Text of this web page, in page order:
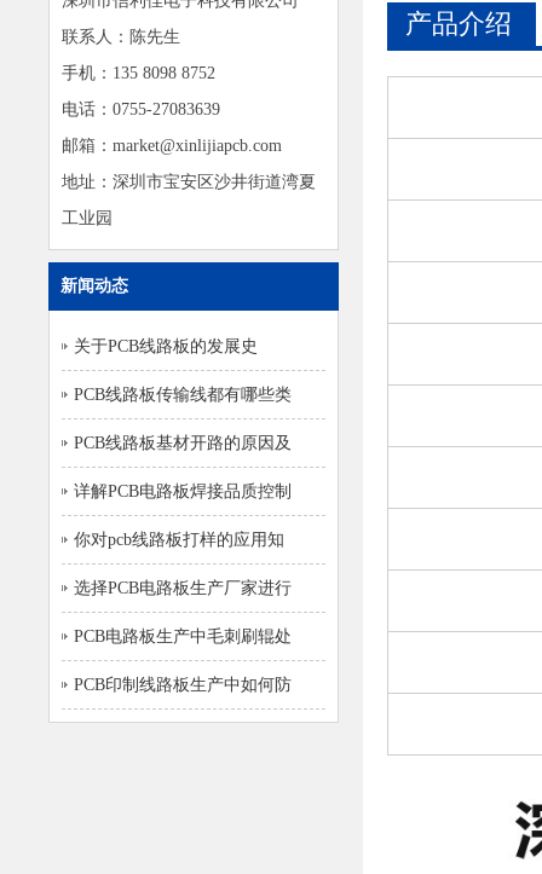
联系人：陈先生
手机：135 8098 8752
电话：0755-27083639
邮箱：market@xinlijiapcb.com
地址：深圳市宝安区沙井街道湾夏
工业园
新闻动态
关于PCB线路板的发展史
PCB线路板传输线都有哪些类
PCB线路板基材开路的原因及
详解PCB电路板焊接品质控制
你对pcb线路板打样的应用知
选择PCB电路板生产厂家进行
PCB电路板生产中毛刺刷辊处
PCB印制线路板生产中如何防
产品介绍